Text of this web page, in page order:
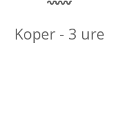
Koper - 3 ure